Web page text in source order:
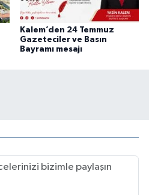
Kalem’den 24 Temmuz
Gazeteciler ve Basın
Bayramı mesajı